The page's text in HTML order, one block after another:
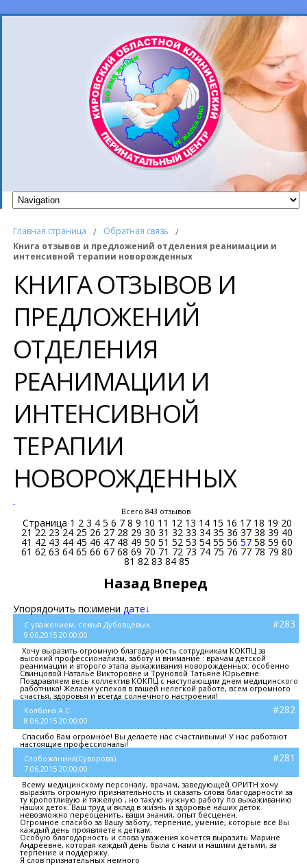
Главная страница / Обратная связь /
Книга отзывов и предложений отделения реанимации и
интенсивной терапии новорожденных
КНИГА ОТЗЫВОВ И
ПРЕДЛОЖЕНИЙ
ОТДЕЛЕНИЯ
РЕАНИМАЦИИ И
ИНТЕНСИВНОЙ
ТЕРАПИИ
НОВОРОЖДЕННЫХ
-
Всего 843 отзывов
Страница 1 2 3 4 5 6 7 8 9 10 11 12 13 14 15 16 17 18 19 20
21 22 23 24 25 26 27 28 29 30 31 32 33 34 35 36 37 38 39 40
41 42 43 44 45 46 47 48 49 50 51 52 53 54 55 56 57 58 59 60
61 62 63 64 65 66 67 68 69 70 71 72 73 74 75 76 77 78 79 80
81 82 83 84 85
Назад Вперед
Упорядочить по:имени дате↓
С уважением, семья Дубовцевых.
9.06.2015 20:00:00
#283
Хочу выразить огромную благодарность сотрудникам КОКПЦ за
высокий профессионализм, заботу и внимание : врачам детской
реанимации и второго этапа выхаживания новорожденных: особенно
Свинцовой Наталье Викторовне и Труновой Татьяне Юрьевне.
Поздравляем весь коллектив КОКПЦ с наступающим днем медицинского
работника! Желаем успехов в вашей нелегкой работе, всем огромного
счастья, здоровья и всегда солнечного настроения!
Колбина А.С.
8.06.2015 20:00:00
#282
Спасибо Вам огромное! Вы делаете нас счастливыми! У нас работают
настоящие профессионалы!
Слобожанина(Суворова)
7.06.2015 20:00:00
#281
Всему медицинскому персоналу, врачам, заведующей ОРИТН хочу
выразить огромную признательность и сказать слова благодарности за
ту кропотливую и тяжелую , но такую нужную работу по выхаживанию
наших деток. Ваш труд и вклад в жизнь и здоровье наших деток
невозможно переоценить, ваши знания, опыт бесценен.
Огромное спасибо за Вашу заботу, терпение, умение, которые все Вы
каждый день проявляете к деткам.
Особую благодарность и слова уважения хочется выразить Марине
Андреевне, которая каждый день была с нами и нашими детьми, за
терпение и поддержку.
Я слов признательных немного